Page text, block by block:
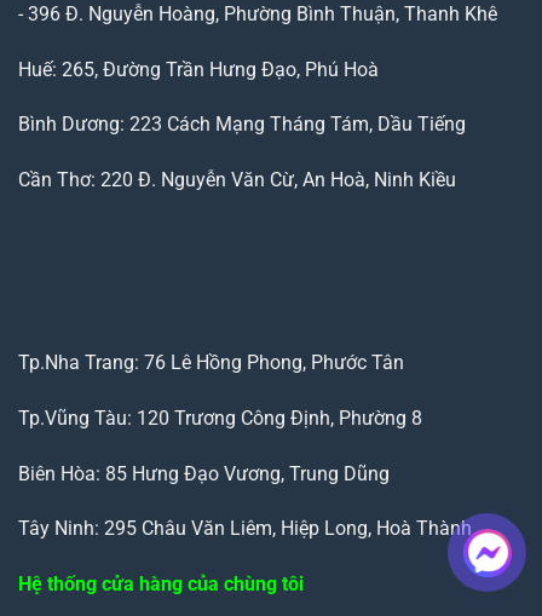
- 396 Đ. Nguyễn Hoàng, Phường Bình Thuận, Thanh Khê
Huế: 265, Đường Trần Hưng Đạo, Phú Hoà
Bình Dương: 223 Cách Mạng Tháng Tám, Dầu Tiếng
Cần Thơ: 220 Đ. Nguyễn Văn Cừ, An Hoà, Ninh Kiều
Tp.Nha Trang: 76 Lê Hồng Phong, Phước Tân
Tp.Vũng Tàu: 120 Trương Công Định, Phường 8
Biên Hòa: 85 Hưng Đạo Vương, Trung Dũng
Tây Ninh: 295 Châu Văn Liêm, Hiệp Long, Hoà Thành
Hệ thống cửa hàng của chùng tôi